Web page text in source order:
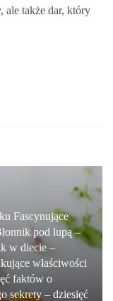
ale także dar, który
Fascynujące
pod lupą –
w diecie –
właściwości
faktów o
sekrety – dziesięć